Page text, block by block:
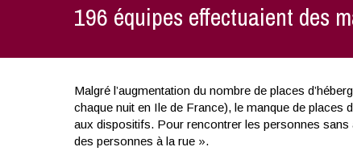
196 équipes effectuaient des
Malgré l’augmentation du nombre de places
chaque nuit en Ile de France), le manque de places
aux dispositifs. Pour rencontrer les personnes
des personnes à la rue ».